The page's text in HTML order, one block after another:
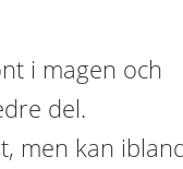
i magen och
del.
men kan